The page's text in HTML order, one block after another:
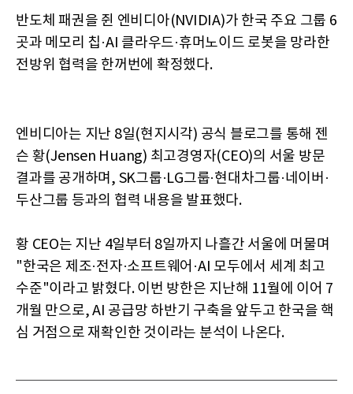
반도체 패권을 쥔 엔비디아(NVIDIA)가 한국 주요 그룹 6
곳과 메모리 칩·AI 클라우드·휴머노이드 로봇을 망라한
전방위 협력을 한꺼번에 확정했다.
엔비디아는 지난 8일(현지시각) 공식 블로그를 통해 젠
슨 황(Jensen Huang) 최고경영자(CEO)의 서울 방문
결과를 공개하며, SK그룹·LG그룹·현대차그룹·네이버·
두산그룹 등과의 협력 내용을 발표했다.
황 CEO는 지난 4일부터 8일까지 나흘간 서울에 머물며
"한국은 제조·전자·소프트웨어·AI 모두에서 세계 최고
수준"이라고 밝혔다. 이번 방한은 지난해 11월에 이어 7
개월 만으로, AI 공급망 하반기 구축을 앞두고 한국을 핵
심 거점으로 재확인한 것이라는 분석이 나온다.